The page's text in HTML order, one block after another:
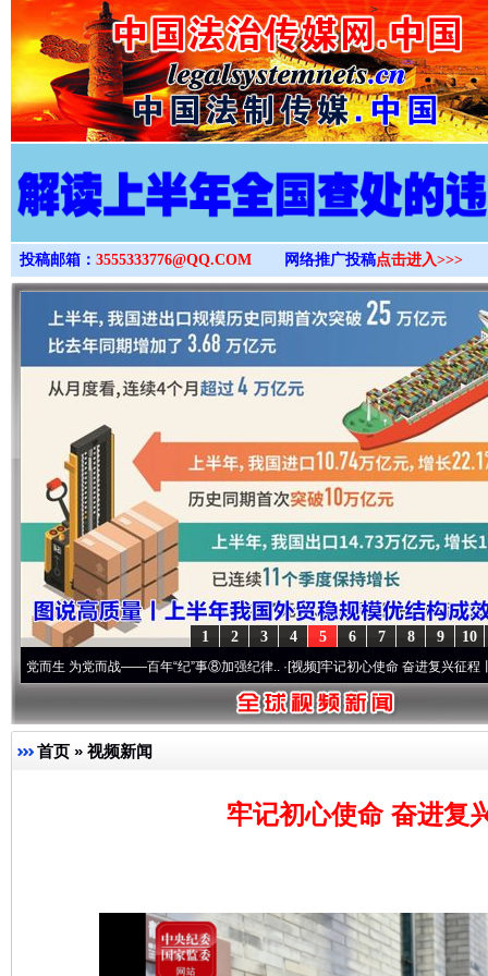
>
投稿邮箱： 3555333776@QQ.COM 网络推广投稿点击进入>>>
10
9
8
7
6
5
4
3
2
1
为党而战——百年“纪”事⑧加强纪律..·[视频]牢记初心使命 奋进复兴征程丨“转折之城
首页 » 视频新闻
牢记初心使命 奋进复